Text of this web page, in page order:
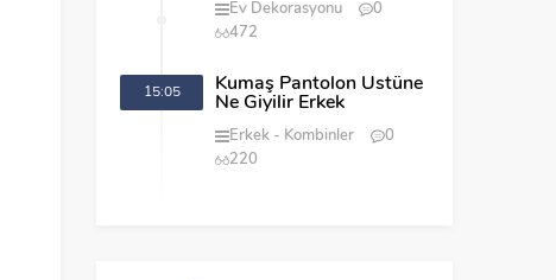
Ev Dekorasyonu
0
472
15:05
Kumaş Pantolon Üstüne
Ne Giyilir Erkek
Erkek Kombinler
0
220